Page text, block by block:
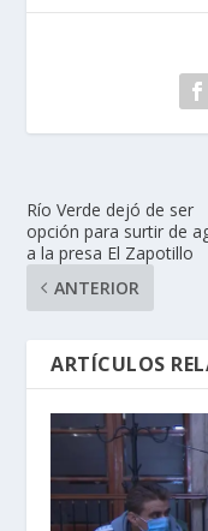
Río Verde dejó de ser
opción para surtir de
a la presa El Zapotillo
ANTERIOR
ARTÍCULOS